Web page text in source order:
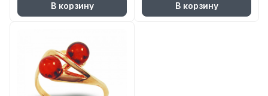
В корзину В корзину